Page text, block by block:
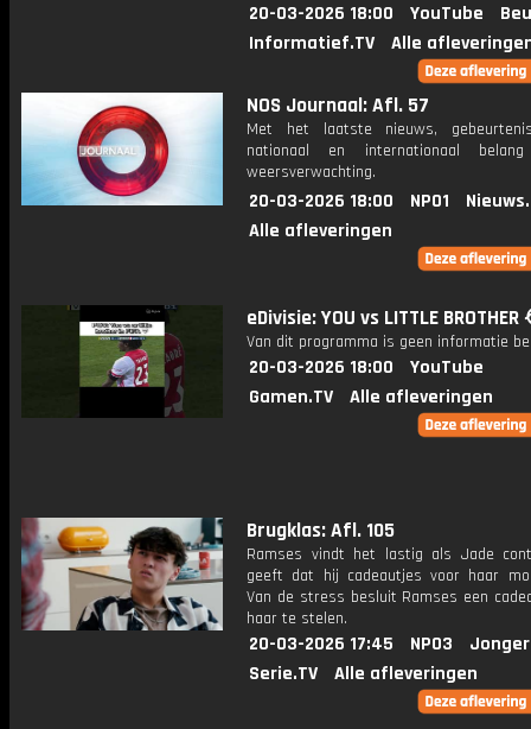
20-03-2026 18:00 YouTube
Informatief.TV
Alle
NOS Journaal: Afl. 57
Met het laatste nieuws,
nationaal en internationaal
weersverwachting.
20-03-2026 18:00 NPO1
Alle afleveringen
eDivisie: YOU vs LITTLE BROTHER
Van dit programma is geen informatie
20-03-2026 18:00
YouTube
Gamen.TV
Alle afleveringen
Brugklas: Afl. 105
Ramses vindt het lastig als Jade
geeft dat hij cadeautjes voor haar
Van de stress besluit Ramses een
haar te stelen.
20-03-2026 17:45 NPO3
Serie.TV
Alle afleveringen